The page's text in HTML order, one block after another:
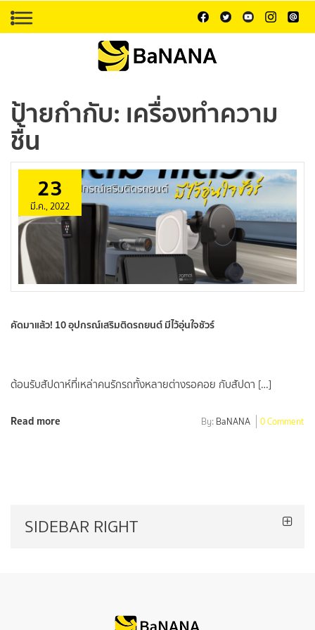
ป้ายกำกับ: เครื่องทำความ
ชื้น
23
มี.ค., 2022
คัดมาแล้ว! 10 อุปกรณ์เสริมติดรถยนต์ มีไว้อุ่นใจชัวร์
ต้อนรับสัปดาห์ที่เหล่าคนรักรถทั้งหลายต่างรอคอย กับสัปดา […]
Read more By: BaNANA 0 Comment
SIDEBAR RIGHT